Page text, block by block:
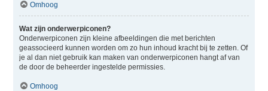
Omhoog
Wat zijn onderwerpiconen?
Onderwerpiconen zijn kleine afbeeldingen die met berichten
geassocieerd kunnen worden om zo hun inhoud kracht bij te zetten. Of
je al dan niet gebruik kan maken van onderwerpiconen hangt af van
de door de beheerder ingestelde permissies.
Omhoog